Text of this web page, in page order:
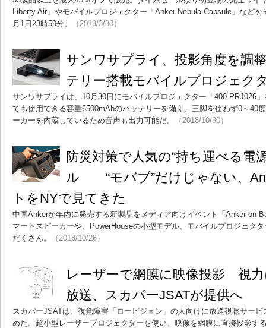
Liberty Air」やモバイルプロジェクター「Anker Nebula Capsule」など
月1日23時59分。
（2019/3/30）
サンワサプライ、投影角度を調
テリー搭載モバイルプロジェク
サンワサプライは、10月30日にモバイルプロジェクター「400-PRJ026
ても使用できる容量6500mAhのバッテリーを備え、三脚を使わず0～40
ーカーを内蔵しているため音声も出力可能だ。
（2018/10/30）
防災対策で人気の“持ち運べる電
ル “モバブ”だけじゃない、
トをNYで見てきた
中国Ankerが年内に発売する新製品をメディア向けイベント「Anker on
マートスピーカーや、PowerHouseの小型モデル、モバイルプロジェク
だくさん。
（2018/10/26）
レーザーで網膜に映像投影 視
放送、スカパーJSATが提供へ
スカパーJSATは、視覚障害「ロービジョン」の人向けに放送視聴サー
めた。超小型レーザープロジェクターを使い、映像を網膜に直接投影す